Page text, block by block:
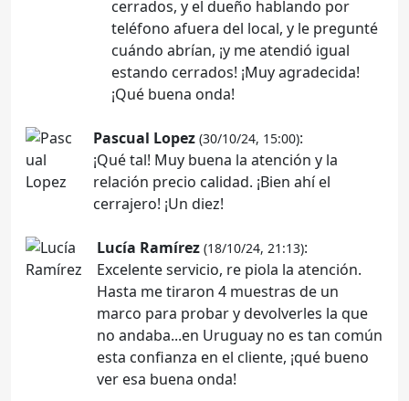
cerrados, y el dueño hablando por
teléfono afuera del local, y le pregunté
cuándo abrían, ¡y me atendió igual
estando cerrados! ¡Muy agradecida!
¡Qué buena onda!
Pascual Lopez (30/10/24, 15:00):
¡Qué tal! Muy buena la atención y la
relación precio calidad. ¡Bien ahí el
cerrajero! ¡Un diez!
Lucía Ramírez (18/10/24, 21:13):
Excelente servicio, re piola la atención.
Hasta me tiraron 4 muestras de un
marco para probar y devolverles la que
no andaba...en Uruguay no es tan común
esta confianza en el cliente, ¡qué bueno
ver esa buena onda!